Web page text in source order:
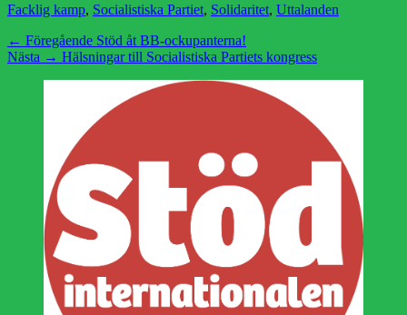
Kategorier
Facklig kamp, Socialistiska Partiet, Solidaritet, Uttalanden
Inläggsnavigering
← Föregående Föregående
inlägg:
Stöd åt BB-ockupanterna!
Nästa → Nästa
Hälsningar till Socialistiska Partiets kongress